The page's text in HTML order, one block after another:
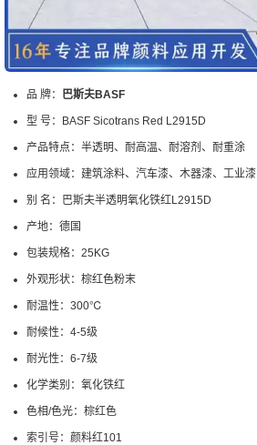
品 牌： 巴斯夫BASF
型 号： BASF Sicotrans Red L2915D
产品特点： 半透明、耐高温、耐溶剂、耐重涂
应用领域： 建筑涂料、汽车漆、木器漆、工业漆
别 名： 巴斯夫半透明氧化铁红L2915D
产地： 德国
包装规格： 25KG
外观形状： 棕红色粉末
耐温性： 300℃
耐候性： 4-5级
耐光性： 6-7级
化学类别： 氧化铁红
色相/色光： 棕红色
索引号： 颜料红101